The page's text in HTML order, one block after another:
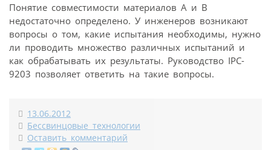
Понятие совместимости материалов А и В
недостаточно определено. У инженеров возникают
вопросы о том, какие испытания необходимы, нужно
ли проводить множество различных испытаний и
как обрабатывать их результаты. Руководство IPC-
9203 позволяет ответить на такие вопросы.
13.06.2012
Бессвинцовые технологии
Оставить комментарий